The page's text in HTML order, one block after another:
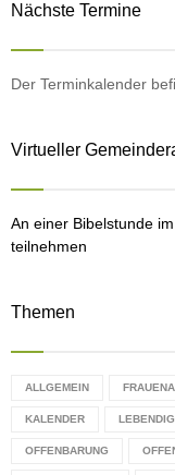
c
o
Nächste Termine
Der Terminkalender
Virtueller
An einer Bibelstunde
teilnehmen
Themen
ALLGEMEIN
KALENDER
OFFENBARUNG